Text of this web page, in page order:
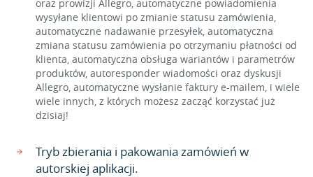
oraz prowizji Allegro, automatyczne powiadomienia
wysyłane klientowi po zmianie statusu zamówienia,
automatyczne nadawanie przesyłek, automatyczna
zmiana statusu zamówienia po otrzymaniu płatności od
klienta, automatyczna obsługa wariantów i parametrów
produktów, autoresponder wiadomości oraz dyskusji
Allegro, automatyczne wysłanie faktury e-mailem, i wiele
wiele innych, z których możesz zacząć korzystać już
dzisiaj!
Tryb zbierania i pakowania zamówień w
autorskiej aplikacji.